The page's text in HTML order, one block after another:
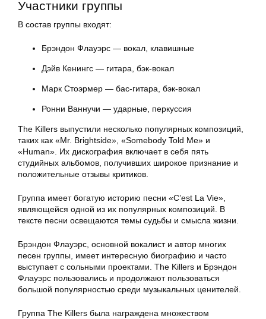
Участники группы
В состав группы входят:
Брэндон Флауэрс — вокал, клавишные
Дэйв Кенингс — гитара, бэк-вокал
Марк Стоэрмер — бас-гитара, бэк-вокал
Ронни Ваннучи — ударные, перкуссия
The Killers выпустили несколько популярных композиций,
таких как «Mr. Brightside», «Somebody Told Me» и
«Human». Их дискография включает в себя пять
студийных альбомов, получивших широкое признание и
положительные отзывы критиков.
Группа имеет богатую историю песни «C’est La Vie»,
являющейся одной из их популярных композиций. В
тексте песни освещаются темы судьбы и смысла жизни.
Брэндон Флауэрс, основной вокалист и автор многих
песен группы, имеет интересную биографию и часто
выступает с сольными проектами. The Killers и Брэндон
Флауэрс пользовались и продолжают пользоваться
большой популярностью среди музыкальных ценителей.
Группа The Killers была награждена множеством